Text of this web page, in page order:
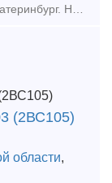
(2ВС105)
области,